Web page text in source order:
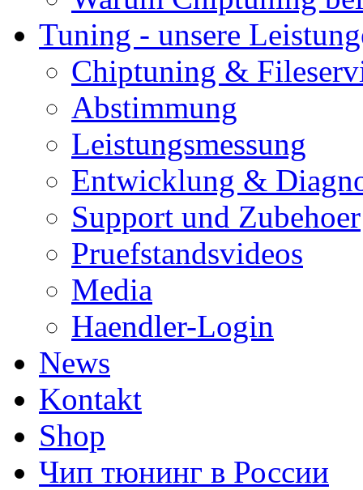
Tuning - unsere
Chiptuning &
Abstimmung
Leistungsmessung
Entwicklung &
Support und Zubehoer
Pruefstandsvideos
Media
Haendler-Login
News
Kontakt
Shop
Чип тюнинг в России